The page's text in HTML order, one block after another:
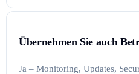
Übernehmen Sie auch
Ja – Monitoring, Updates,